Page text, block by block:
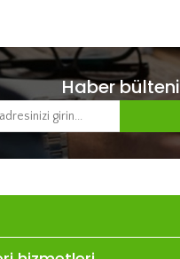
Haber bülteni